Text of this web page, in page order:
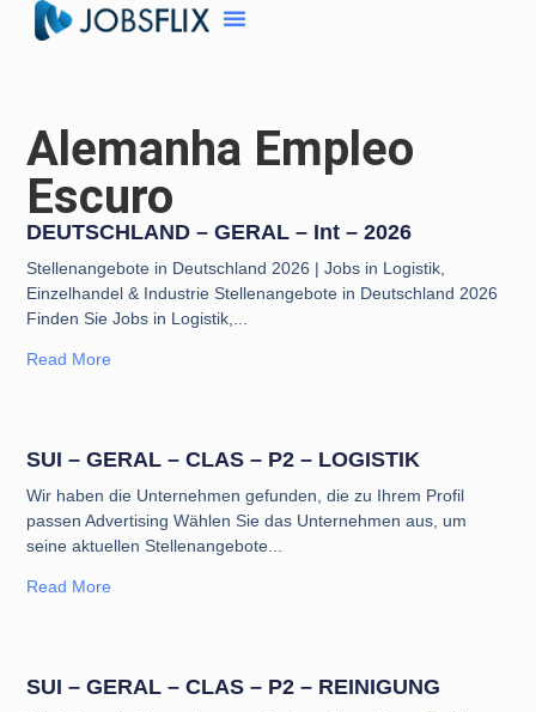
Alemanha Empleo
Escuro
DEUTSCHLAND – GERAL – Int – 2026
Stellenangebote in Deutschland 2026 | Jobs in Logistik,
Einzelhandel & Industrie Stellenangebote in Deutschland 2026
Finden Sie Jobs in Logistik,
Read More
SUI – GERAL – CLAS – P2 – LOGISTIK
Wir haben die Unternehmen gefunden, die zu Ihrem Profil
passen Advertising Wählen Sie das Unternehmen aus, um
seine aktuellen Stellenangebote
Read More
SUI – GERAL – CLAS – P2 – REINIGUNG